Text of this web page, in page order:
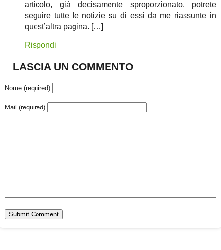
articolo, già decisamente sproporzionato, potrete
seguire tutte le notizie su di essi da me riassunte in
quest’altra pagina. […]
Rispondi
LASCIA UN COMMENTO
Nome (required)
Mail (required)